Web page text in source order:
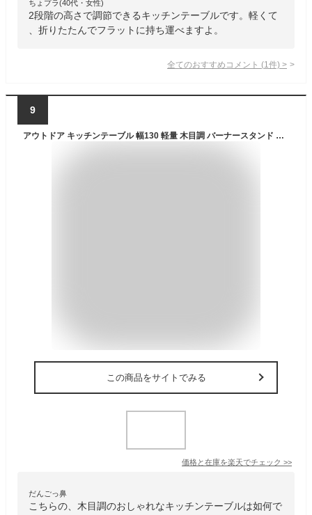
ちょプラ(40代・女性)
2段階の高さで調節できるキッチンテーブルです。軽くて
、折りたたんでフラットに持ち運べますよ。
全てのおすすめコメント (1 件) >
9
アウトドア キッチンテーブル 幅130 軽量 木目調 バーナースタンド セット 高さ調節 レジャーテーブル 折りたたみテーブル 折りたたみ ツールハンガー 調理台 アウトドアテーブル アウトドア キャンプ テーブル 折りたたみ 木目 おしゃれ
この商品をサイトでみる
価格と在庫を楽天でチェック >>
だんごっ鼻
こちらの、木目調のおしゃれなキッチンテーブルは如何で